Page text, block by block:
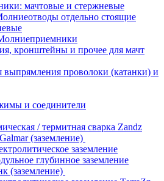
мачтовые и стержневые
отдельно стоящие
кронштейны и прочее для мачт
выпрямления проволоки (катанки) и
и соединители
/ термитная сварка Zandz
(заземление)
заземление
глубинное заземление
(заземление)